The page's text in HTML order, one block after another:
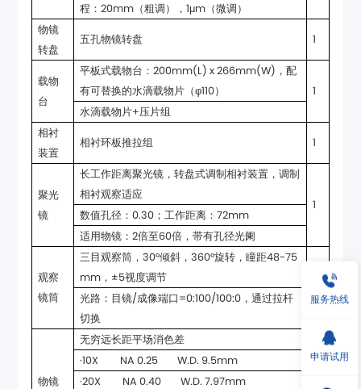
程：20mm（粗调），1μm（微调）
转盘
五孔物镜转盘 1
台
有可替换的水滴载物片（φ110）
1
水滴载物片+压片组
装置
相衬环板推拉组 1
镜
相衬观察适应
1
数值孔径：0.30；工作距离：72mm
适用物镜：2倍至60倍，带有孔径光阑
镜筒
mm，±5视度调节
切换
物镜
无穷远长距平场消色差
·10X NA 0.25 W.D. 9.5mm
·20X NA 0.40 W.D. 7.97mm
服务热线
申请试用